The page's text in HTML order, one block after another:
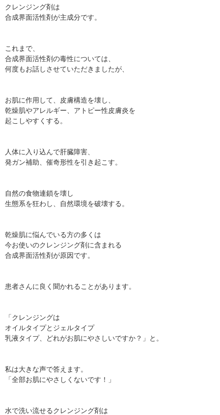
クレンジング剤は
合成界面活性剤が主成分です。
これまで、
合成界面活性剤の毒性については、
何度もお話しさせていただきましたが、
お肌に作用して、皮膚構造を壊し、
乾燥肌やアレルギー、アトピー性皮膚炎を
起こしやすくする。
人体に入り込んで肝臓障害、
発ガン補助、催奇形性を引き起こす。
自然の食物連鎖を壊し
生態系を狂わし、自然環境を破壊する。
乾燥肌に悩んでいる方の多くは
今お使いのクレンジング剤に含まれる
合成界面活性剤が原因です。
患者さんに良く聞かれることがあります。
「クレンジングは
オイルタイプとジェルタイプ
乳液タイプ、どれがお肌にやさしいですか？」と。
私は大きな声で答えます。
「全部お肌にやさしくないです！」
水で洗い流せるクレンジング剤は